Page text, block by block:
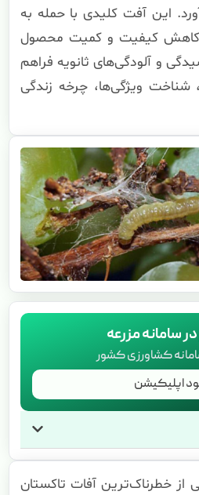
این آفت کلیدی با حمله به
کاهش کیفیت و کمیت محصول
و آلودگی‌های ثانویه فراهم
ویژگی‌ها، چرخه زندگی
سامانه مزرعه
کشاورزی کشور
اپلیکیشن
از خطرناک‌ترین آفات تاکستان